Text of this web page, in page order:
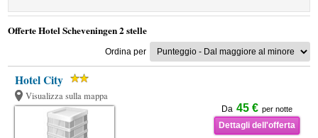
Offerte Hotel Scheveningen 2 stelle
Ordina per
Hotel City
Visualizza sulla mappa
Da 45 € per notte
Dettagli dell'offerta